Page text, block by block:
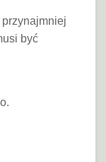
przynajmniej
być